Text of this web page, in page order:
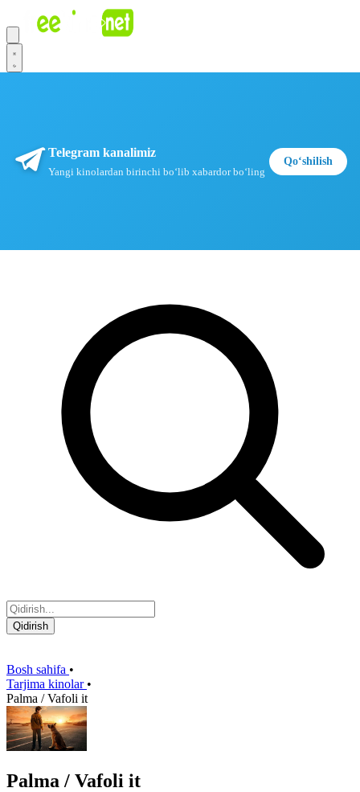
Qidirish
Bosh sahifa •
Tarjima kinolar •
Palma / Vafoli it
Palma / Vafoli it
Telegram kanalimiz
Yangi kinolardan birinchi boʻlib xabardor boʻling
Qoʻshilish